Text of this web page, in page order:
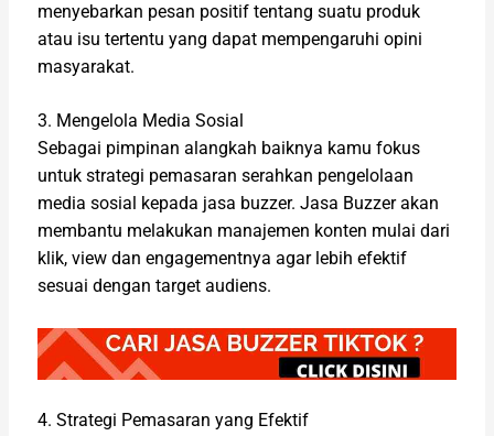
menyebarkan pesan positif tentang suatu produk
atau isu tertentu yang dapat mempengaruhi opini
masyarakat.
3. Mengelola Media Sosial
Sebagai pimpinan alangkah baiknya kamu fokus
untuk strategi pemasaran serahkan pengelolaan
media sosial kepada jasa buzzer. Jasa Buzzer akan
membantu melakukan manajemen konten mulai dari
klik, view dan engagementnya agar lebih efektif
sesuai dengan target audiens.
4. Strategi Pemasaran yang Efektif